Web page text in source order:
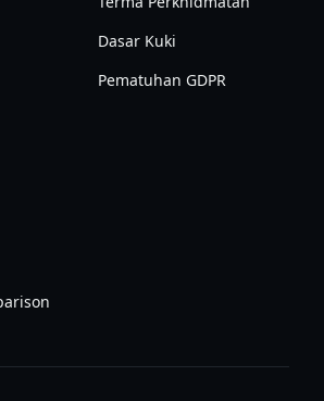
Dasar Kuki
Pematuhan GDPR